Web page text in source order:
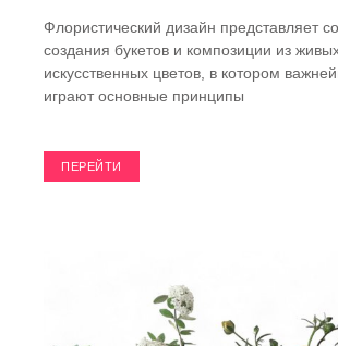
Флористический дизайн представляет
создания букетов и композиции из
искусственных цветов, в котором
играют основные принципы
ПЕРЕЙТИ